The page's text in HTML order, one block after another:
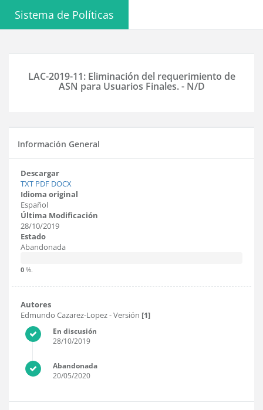
Sistema de Políticas
LAC-2019-11: Eliminación del requerimiento de
ASN para Usuarios Finales. - N/D
Información General
Descargar
TXT PDF DOCX
Idioma original
Español
Última Modificación
28/10/2019
Estado
Abandonada
0 %.
Autores
Edmundo Cazarez-Lopez- Versión [1]
En discusión
28/10/2019
Abandonada
20/05/2020